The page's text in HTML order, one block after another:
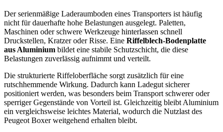
Der serienmäßige Laderaumboden eines Transporters ist häufig
nicht für dauerhafte hohe Belastungen ausgelegt. Paletten,
Maschinen oder schwere Werkzeuge hinterlassen schnell
Druckstellen, Kratzer oder Risse. Eine Riffelblech-Bodenplatte
aus Aluminium bildet eine stabile Schutzschicht, die diese
Belastungen zuverlässig aufnimmt und verteilt.
Die strukturierte Riffeloberfläche sorgt zusätzlich für eine
rutschhemmende Wirkung. Dadurch kann Ladegut sicherer
positioniert werden, was besonders beim Transport schwerer oder
sperriger Gegenstände von Vorteil ist. Gleichzeitig bleibt Aluminium
ein vergleichsweise leichtes Material, wodurch die Nutzlast des
Peugeot Boxer weitgehend erhalten bleibt.